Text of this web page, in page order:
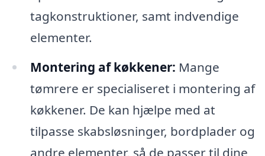
tagkonstruktioner, samt indvendige
elementer.
Montering af køkkener: Mange
tømrere er specialiseret i montering af
køkkener. De kan hjælpe med at
tilpasse skabsløsninger, bordplader og
andre elementer, så de passer til dine